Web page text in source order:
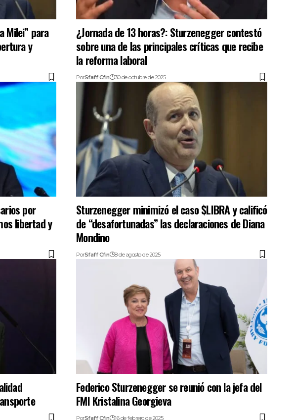
Milei” para
y
¿Jornada de 13 horas?: Sturzenegger contestó
sobre una de las principales críticas que recibe
la reforma laboral
PorSfaff Cfin 30 de octubre de 2025
por
libertad y
Sturzenegger minimizó el caso $LIBRA y calificó
de “desafortunadas” las declaraciones de Diana
Mondino
PorSfaff Cfin 8 de agosto de 2025
Federico Sturzenegger se reunió con la jefa del
FMI Kristalina Georgieva
PorSfaff Cfin 16 de febrero de 2025